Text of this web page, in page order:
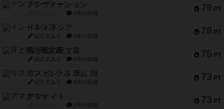
79 PT
テンプテーション
2件の投稿
78 PT
インドネシア
紹介文あり 2件の投稿
75 PT
宵と暁の呪文書
紹介文あり 8件の投稿
73 PT
リスボン・トラム 28
紹介文あり 9件の投稿
73 PT
アマナイト
1件の投稿